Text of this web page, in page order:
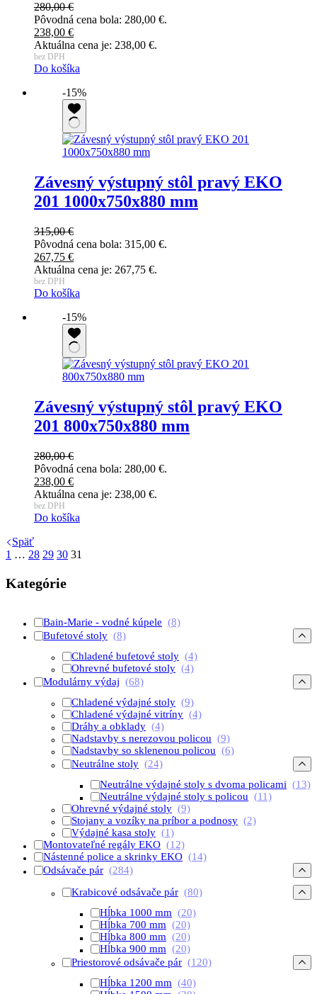
280,00€
Pôvodná cena bola: 280,00 €.
238,00 €
Aktuálna cena je: 238,00 €.
bez DPH
Do košíka
-15%
Závesný výstupný stôl pravý EKO
201 1000x750x880 mm
315,00€
Pôvodná cena bola: 315,00 €.
267,75 €
Aktuálna cena je: 267,75 €.
bez DPH
Do košíka
-15%
Závesný výstupný stôl pravý EKO
201 800x750x880 mm
280,00€
Pôvodná cena bola: 280,00 €.
238,00 €
Aktuálna cena je: 238,00 €.
bez DPH
Do košíka
Späť
1 … 28 29 30 31
Kategórie
Bain-Marie - vodné kúpele (8)
Bufetové stoly (8)
Chladené bufetové stoly (4)
Ohrevné bufetové stoly (4)
Modulárny výdaj (68)
Chladené výdajné stoly (9)
Chladené výdajné vitríny (4)
Dráhy a obklady (4)
Nadstavby s nerezovou policou (9)
Nadstavby so sklenenou policou (6)
Neutrálne stoly (24)
Neutrálne výdajné stoly s dvoma policami (13)
Neutrálne výdajné stoly s policou (11)
Ohrevné výdajné stoly (9)
Stojany a vozíky na príbor a podnosy (2)
Výdajné kasa stoly (1)
Montovateľné regály EKO (12)
Nástenné police a skrinky EKO (14)
Odsávače pár (284)
Krabicové odsávače pár (80)
Hĺbka 1000 mm (20)
Hĺbka 700 mm (20)
Hĺbka 800 mm (20)
Hĺbka 900 mm (20)
Priestorové odsávače pár (120)
Hĺbka 1200 mm (40)